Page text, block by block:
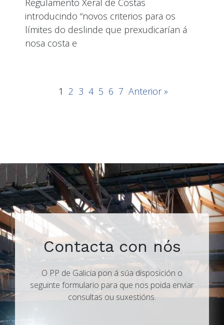
introducindo “novos criterios para os
límites do deslinde que prexudicarían á
nosa costa e
1 2 3 4 5 6 7 Anterior »
Contacta con nós
O PP de Galicia pon á súa disposición o
seguinte formulario para que nos poida enviar
consultas ou suxestións.